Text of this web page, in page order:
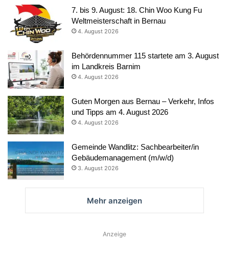
7. bis 9. August: 18. Chin Woo Kung Fu
Weltmeisterschaft in Bernau
4. August 2026
Behördennummer 115 startete am 3. August
im Landkreis Barnim
4. August 2026
Guten Morgen aus Bernau – Verkehr, Infos
und Tipps am 4. August 2026
4. August 2026
Gemeinde Wandlitz: Sachbearbeiter/in
Gebäudemanagement (m/w/d)
3. August 2026
Mehr anzeigen
Anzeige